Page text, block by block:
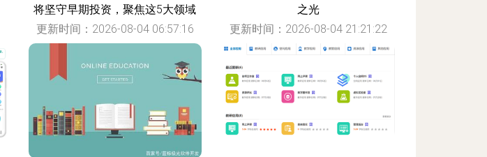
将坚守早期投资，聚焦这5大领域
更新时间：2026-08-04 06:57:16
之光
更新时间：2026-08-04 21:21:22